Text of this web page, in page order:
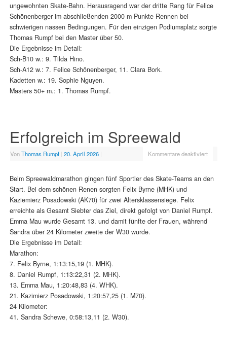
ungewohnten Skate-Bahn. Herausragend war der dritte Rang für Felice
Schönenberger im abschließenden 2000 m Punkte Rennen bei
schwierigen nassen Bedingungen. Für den einzigen Podiumsplatz sorgte
Thomas Rumpf bei den Master über 50.
Die Ergebnisse im Detail:
Sch-B10 w.: 9. Tilda Hino.
Sch-A12 w.: 7. Felice Schönenberger, 11. Clara Bork.
Kadetten w.: 19. Sophie Nguyen.
Masters 50+ m.: 1. Thomas Rumpf.
Erfolgreich im Spreewald
VonThomas Rumpf | 20. April 2026 | Kommentare deaktiviert
Beim Spreewaldmarathon gingen fünf Sportler des Skate-Teams an den
Start. Bei dem schönen Renen sorgten Felix Byrne (MHK) und
Kaziemierz Posadowski (AK70) für zwei Altersklassensiege. Felix
erreichte als Gesamt Siebter das Ziel, direkt gefolgt von Daniel Rumpf.
Emma Mau wurde Gesamt 13. und damit fünfte der Frauen, während
Sandra über 24 Kilometer zweite der W30 wurde.
Die Ergebnisse im Detail:
Marathon:
7. Felix Byrne, 1:13:15,19 (1. MHK).
8. Daniel Rumpf, 1:13:22,31 (2. MHK).
13. Emma Mau, 1:20:48,83 (4. WHK).
21. Kazimierz Posadowski, 1:20:57,25 (1. M70).
24 Kilometer:
41. Sandra Schewe, 0:58:13,11 (2. W30).